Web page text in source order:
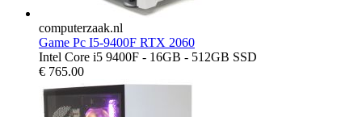
computerzaak.nl
Game Pc I5-9400F RTX 2060
Intel Core i5 9400F - 16GB - 512GB SSD
€ 765.00